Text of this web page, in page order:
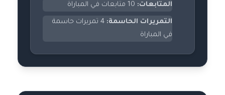
المتابعات:
التمريرات الحاسمة:
4 تمريرات حاسمة
في المباراة